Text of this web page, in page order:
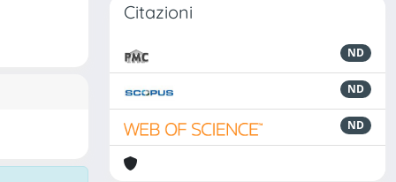
Citazioni
ND
ND
ND